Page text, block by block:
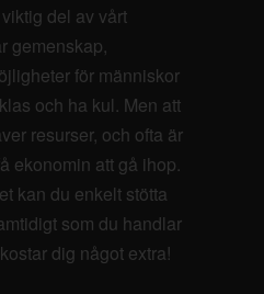
del av vårt
gemenskap,
för människor
och ha kul. Men att
resurser, och ofta är
ekonomin att gå ihop.
kan du enkelt stötta
som du handlar
dig något extra!